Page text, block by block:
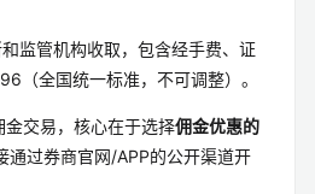
监管机构收取，包含经手费、证
（全国统一标准，不可调整）。
交易，核心在于选择佣金优惠的
通过券商官网/APP的公开渠道开